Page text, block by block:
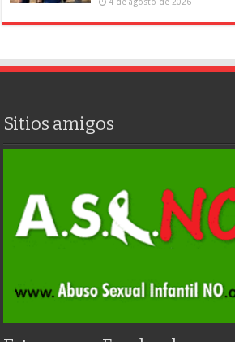
4 de agosto de 2026
Sitios amigos